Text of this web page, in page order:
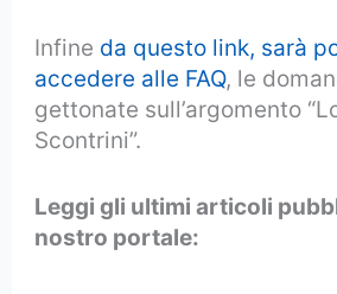
Infine da questo link, sarà
accedere alle FAQ, le
gettonate sull’argomento
Scontrini”.
Leggi gli ultimi articoli
nostro portale: